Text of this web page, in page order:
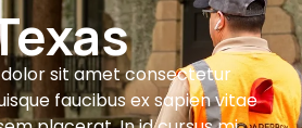
sit amet consectetur
faucibus ex sapien vitae